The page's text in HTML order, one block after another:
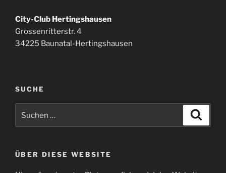
City-Club Hertingshausen
Grossenritterstr. 4
34225 Baunatal-Hertingshausen
SUCHE
nach:
ÜBER DIESE WEBSITE